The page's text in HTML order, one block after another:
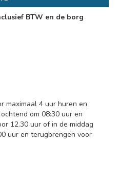
BTW en de borg
maximaal 4 uur huren en
om 08:30 uur en
12.30 uur of in de middag
uur en terugbrengen voor